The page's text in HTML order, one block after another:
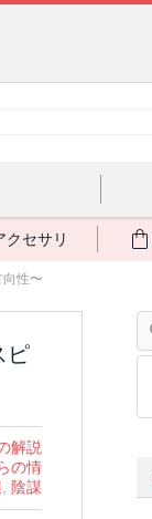
クセサリ
性〜
ピ
解説
の情
陰謀